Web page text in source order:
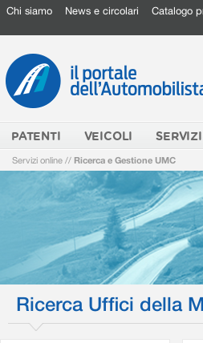
Chi siamo News e circolari Catalogo
PATENTI VEICOLI
Servizi online // Ricerca e Gestione UMC
Ricerca Uffici della